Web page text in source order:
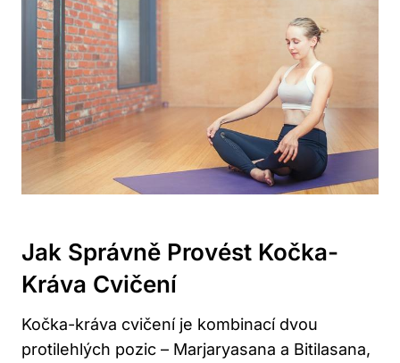
Jak⁤ Správně Provést Kočka-
Kráva‌ Cvičení
Kočka-kráva cvičení je​ kombinací dvou
protilehlých ‍pozic – ‍Marjaryasana a Bitilasana,